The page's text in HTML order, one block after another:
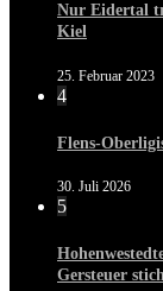
Nur Eidertal
Kiel
25. Februar 2023
4
Flens-
30. Juli 2026
5
Gersteuer